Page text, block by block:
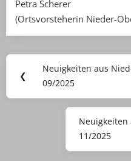
Petra Scherer
(Ortsvorsteherin Nieder-
❮
Previous
Post:
Neuigkeiten aus
09/2025
Next
Post:
11/2025